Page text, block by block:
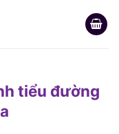
tiểu đường